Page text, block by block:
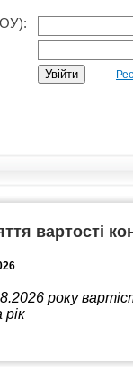
вартості
року
рік